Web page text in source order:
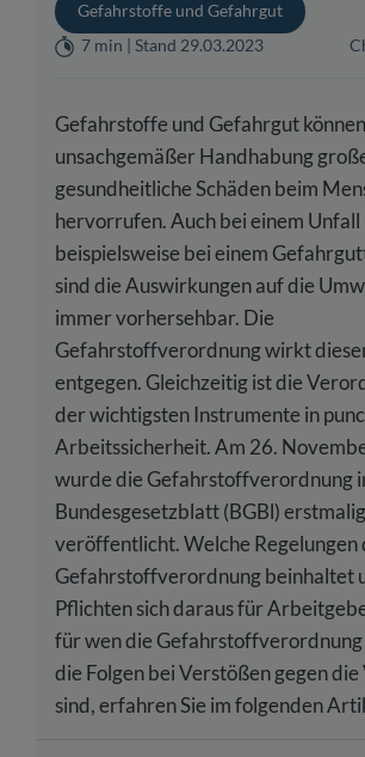
Gefahrstoffe und Gefahrgut
7 min | Stand 29.03.2023
Gefahrstoffe und Gefahrgut
unsachgemäßer Handhabung
gesundheitliche Schäden beim
hervorrufen. Auch bei einem Unfall
beispielsweise bei einem
sind die Auswirkungen auf die
immer vorhersehbar. Die
Gefahrstoffverordnung wirkt
entgegen. Gleichzeitig ist die
der wichtigsten Instrumente in
Arbeitssicherheit. Am 26.
wurde die Gefahrstoffverordnung
Bundesgesetzblatt (BGBl) erstmalig
veröffentlicht. Welche Regelungen
Gefahrstoffverordnung beinhaltet
Pflichten sich daraus für
für wen die Gefahrstoffverordnung
die Folgen bei Verstößen gegen
sind, erfahren Sie im folgenden